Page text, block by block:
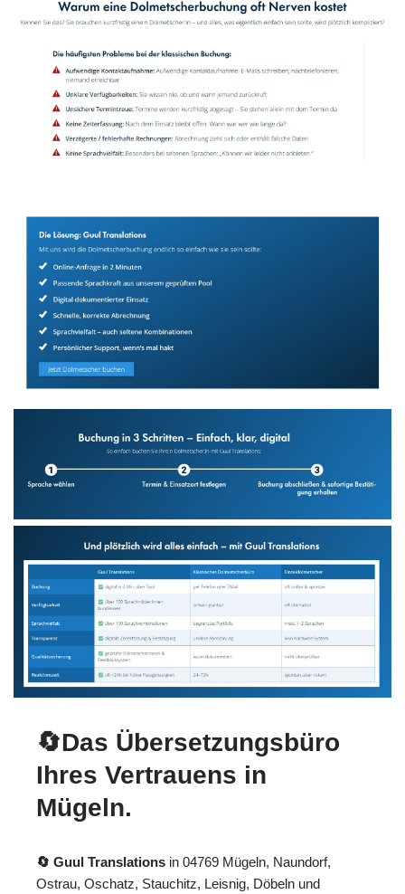
🔄Das Übersetzungsbüro
Ihres Vertrauens in
Mügeln.
🔄 Guul Translations in 04769 Mügeln, Naundorf,
Ostrau, Oschatz, Stauchitz, Leisnig, Döbeln und